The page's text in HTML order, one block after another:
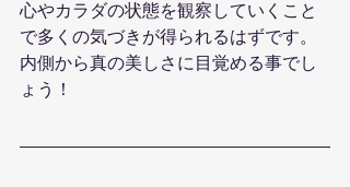
心やカラダの状態を観察していくこと
で多くの気づきが得られるはずです。
内側から真の美しさに目覚める事でし
ょう！